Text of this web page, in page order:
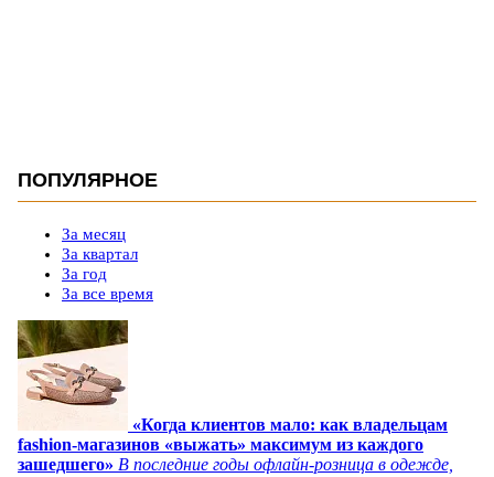
ПОПУЛЯРНОЕ
За месяц
За квартал
За год
За все время
«Когда клиентов мало: как владельцам
fashion-магазинов «выжать» максимум из каждого
зашедшего» В последние годы офлайн-розница в одежде,